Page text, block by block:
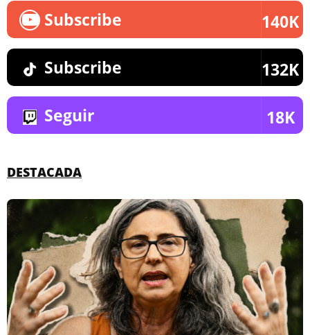
Subscribe 140K
Subscribe 132K
Seguir 18K
DESTACADA